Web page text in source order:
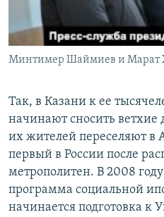
Минтимер Шаймиев и Марат
Так, в Казани к ее
начинают сносить ветхие
их жителей переселяют в
первый в России после
метрополитен. В 2008 году
программа социальной
начинается подготовка к